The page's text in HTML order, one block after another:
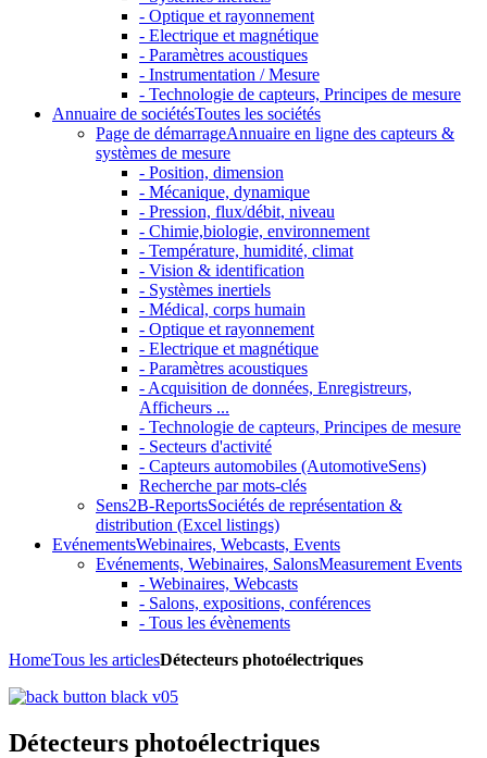
- Optique et rayonnement
- Electrique et magnétique
- Paramètres acoustiques
- Instrumentation / Mesure
- Technologie de capteurs, Principes de mesure
Annuaire de sociétésToutes les sociétés
Page de démarrageAnnuaire en ligne des capteurs &
systèmes de mesure
- Position, dimension
- Mécanique, dynamique
- Pression, flux/débit, niveau
- Chimie,biologie, environnement
- Température, humidité, climat
- Vision & identification
- Systèmes inertiels
- Médical, corps humain
- Optique et rayonnement
- Electrique et magnétique
- Paramètres acoustiques
- Acquisition de données, Enregistreurs,
Afficheurs ...
- Technologie de capteurs, Principes de mesure
- Secteurs d'activité
- Capteurs automobiles (AutomotiveSens)
Recherche par mots-clés
Sens2B-ReportsSociétés de représentation &
distribution (Excel listings)
EvénementsWebinaires, Webcasts, Events
Evénements, Webinaires, SalonsMeasurement Events
- Webinaires, Webcasts
- Salons, expositions, conférences
- Tous les évènements
HomeTous les articlesDétecteurs photoélectriques
Détecteurs photoélectriques